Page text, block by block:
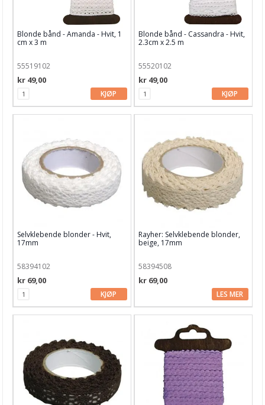
Blonde bånd - Amanda - Hvit, 1
cm x 3 m
55519102
kr 49,00
KJØP
Blonde bånd - Cassandra - Hvit,
2.3cm x 2.5 m
55520102
kr 49,00
KJØP
Selvklebende blonder - Hvit,
17mm
58394102
kr 69,00
KJØP
Rayher: Selvklebende blonder,
beige, 17mm
58394508
kr 69,00
LES MER